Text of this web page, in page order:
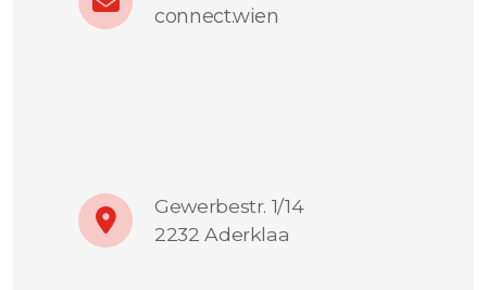
connect.wien
Gewerbestr. 1/14
2232 Aderklaa